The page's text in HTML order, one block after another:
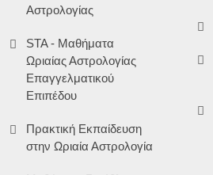
Αστρολογίας
STA - Μαθήματα
Ωριαίας Αστρολογίας
Επαγγελματικού
Επιπέδου
Πρακτική Εκπαίδευση
στην Ωριαία Αστρολογία